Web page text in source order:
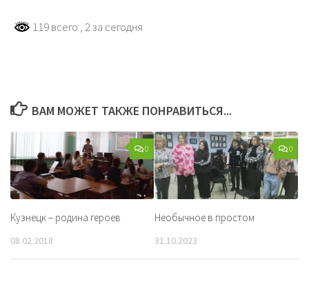
119 всего , 2 за сегодня
ВАМ МОЖЕТ ТАКЖЕ ПОНРАВИТЬСЯ...
0
Кузнецк – родина героев
08.02.2018
0
Необычное в простом
31.10.2023